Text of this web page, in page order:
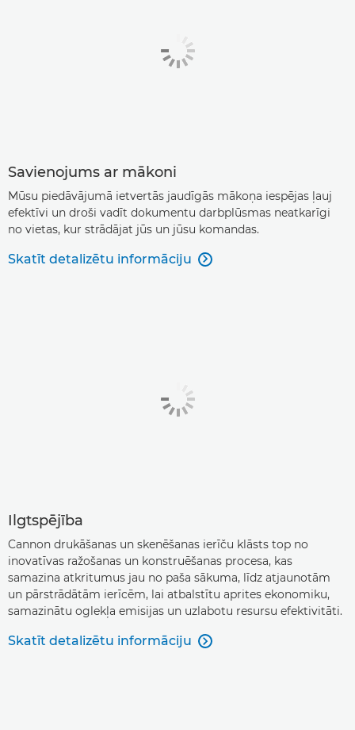
Savienojums ar mākoni
Mūsu piedāvājumā ietvertās jaudīgās mākoņa iespējas ļauj
efektīvi un droši vadīt dokumentu darbplūsmas neatkarīgi
no vietas, kur strādājat jūs un jūsu komandas.
Skatīt detalizētu informāciju 
Ilgtspējība
Cannon drukāšanas un skenēšanas ierīču klāsts top no
inovatīvas ražošanas un konstruēšanas procesa, kas
samazina atkritumus jau no paša sākuma, līdz atjaunotām
un pārstrādātām ierīcēm, lai atbalstītu aprites ekonomiku,
samazinātu oglekļa emisijas un uzlabotu resursu efektivitāti.
Skatīt detalizētu informāciju 